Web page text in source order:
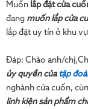
Muốn lắp đặt cửa
đang muốn lắp cửa
lắp đặt uy tín ở khu
Đáp: Chào anh/
ủy quyền của tập
nghành cửa cuốn,
linh kiện sản phẩm